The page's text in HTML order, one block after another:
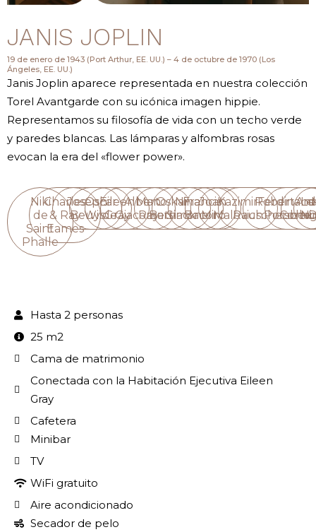
JANIS JOPLIN
19 de enero de 1943 (Port Arthur, EE. UU.) – 4 de octubre de 1970 (Los
Ángeles, EE. UU.)
Janis Joplin aparece representada en nuestra colección
Torel Avantgarde con su icónica imagen hippie.
Representamos su filosofía de vida con un techo verde
y paredes blancas. Las lámparas y alfombras rosas
evocan la era del «flower power».
Niki
de
Saint
Phalle
Charles
& Ray
Eames
Joseph
Beuys
Oscar
Wilde
Eileen
Gray
Alberto
Giacometti
Man
Ray
Oskar
Barnack
Nina
Simone
Francis
Bacon
Joan
Miró
Kazimir
Malevich
Robert
Ferdinand
Porsche
Le
Hasta 2 personas
25 m2
Cama de matrimonio
Conectada con la Habitación Ejecutiva Eileen
Gray
Cafetera
Minibar
TV
WiFi gratuito
Aire acondicionado
Secador de pelo